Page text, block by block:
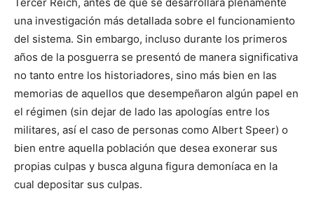
Tercer Reich, antes de que se desarrollara plenamente
una investigación más detallada sobre el funcionamiento
del sistema. Sin embargo, incluso durante los primeros
años de la posguerra se presentó de manera significativa
no tanto entre los historiadores, sino más bien en las
memorias de aquellos que desempeñaron algún papel en
el régimen (sin dejar de lado las apologías entre los
militares, así el caso de personas como Albert Speer) o
bien entre aquella población que desea exonerar sus
propias culpas y busca alguna figura demoníaca en la
cual depositar sus culpas.